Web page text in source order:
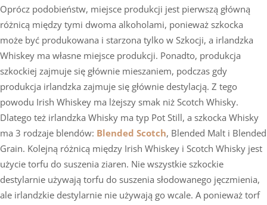
Oprócz podobieństw, miejsce produkcji jest pierwszą główną
różnicą między tymi dwoma alkoholami, ponieważ szkocka
może być produkowana i starzona tylko w Szkocji, a irlandzka
Whiskey ma własne miejsce produkcji. Ponadto, produkcja
szkockiej zajmuje się głównie mieszaniem, podczas gdy
produkcja irlandzka zajmuje się głównie destylacją. Z tego
powodu Irish Whiskey ma lżejszy smak niż Scotch Whisky.
Dlatego też irlandzka Whisky ma typ Pot Still, a szkocka Whisky
ma 3 rodzaje blendów: Blended Scotch, Blended Malt i Blended
Grain. Kolejną różnicą między Irish Whiskey i Scotch Whisky jest
użycie torfu do suszenia ziaren. Nie wszystkie szkockie
destylarnie używają torfu do suszenia słodowanego jęczmienia,
ale irlandzkie destylarnie nie używają go wcale. A ponieważ torf